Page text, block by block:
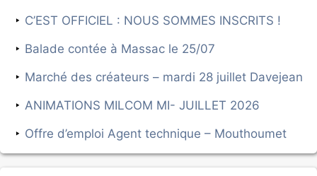
C’EST OFFICIEL : NOUS SOMMES INSCRITS !
Balade contée à Massac le 25/07
Marché des créateurs – mardi 28 juillet Davejean
ANIMATIONS MILCOM MI- JUILLET 2026
Offre d’emploi Agent technique – Mouthoumet